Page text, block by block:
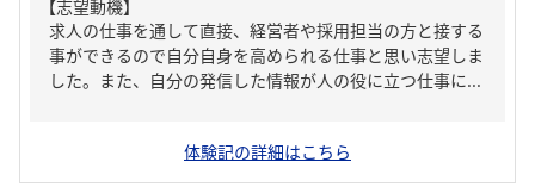
【志望動機】
求人の仕事を通して直接、経営者や採用担当の方と接する
事ができるので自分自身を高められる仕事と思い志望しま
した。また、自分の発信した情報が人の役に立つ仕事に...
体験記の詳細はこちら